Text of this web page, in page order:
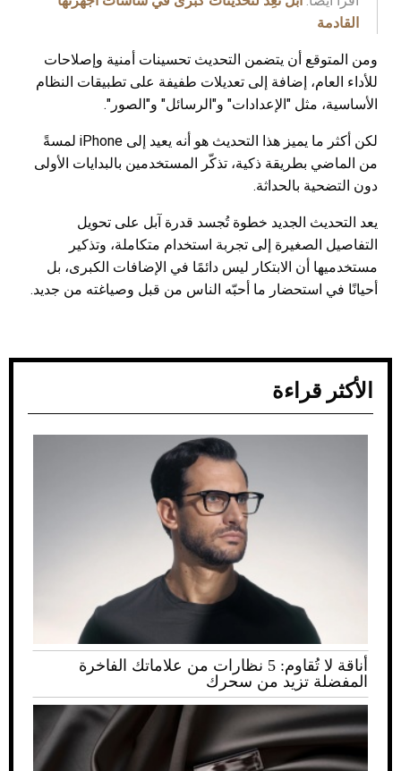
القادمة
ومن المتوقع أن يتضمن التحديث تحسينات أمنية وإصلاحات
للأداء العام، إضافة إلى تعديلات طفيفة على تطبيقات النظام
الأساسية، مثل "الإعدادات" و"الرسائل" و"الصور".
لكن أكثر ما يميز هذا التحديث هو أنه يعيد إلى iPhone لمسةً
من الماضي بطريقة ذكية، تذكّر المستخدمين بالبدايات الأولى
دون التضحية بالحداثة.
يعد التحديث الجديد خطوة تُجسد قدرة آبل على تحويل
التفاصيل الصغيرة إلى تجربة استخدام متكاملة، وتذكير
مستخدميها أن الابتكار ليس دائمًا في الإضافات الكبرى، بل
أحيانًا في استحضار ما أحبّه الناس من قبل وصياغته من جديد.
الأكثر قراءة
أناقة لا تُقاوم: 5 نظارات من علاماتك الفاخرة
المفضلة تزيد من سحرك